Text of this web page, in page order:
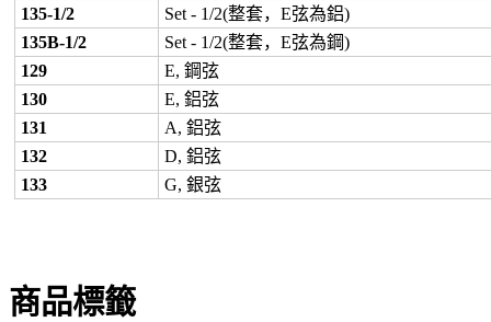
135-1/2
Set - 1/2(整套，E弦為鋁)
135B-1/2
Set - 1/2(整套，E弦為鋼)
129
E, 鋼弦
130
E, 鋁弦
131
A, 鋁弦
132
D, 鋁弦
133
G, 銀弦
商品標籤